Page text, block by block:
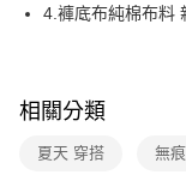
付款後全家取貨
每筆NT$80，滿
付款後7-11取貨
4.褲底布純棉布料
相關分類
夏天 穿搭 無